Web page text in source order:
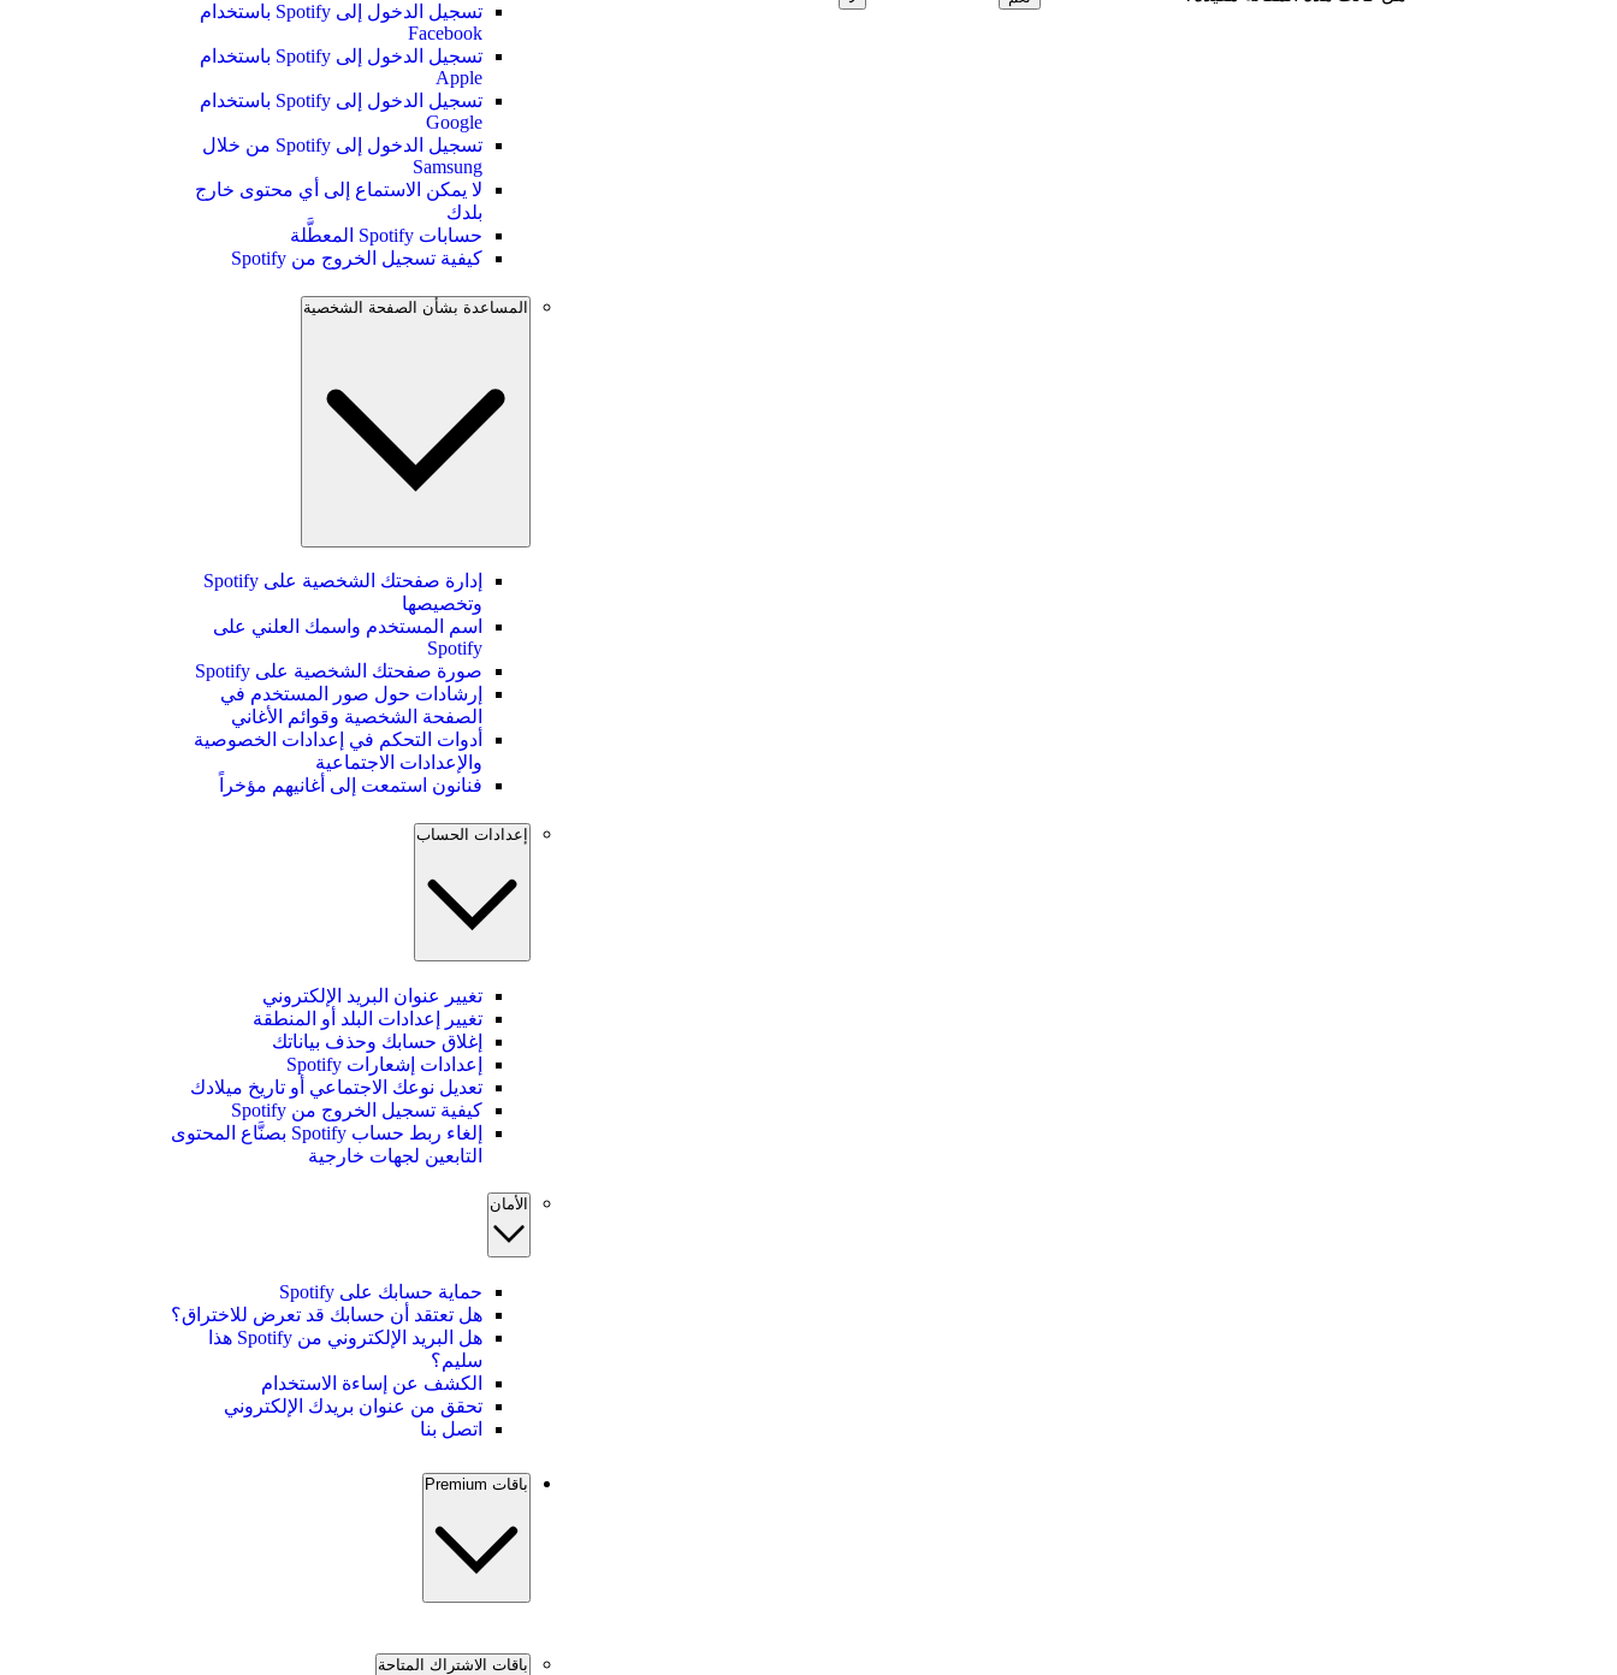
تسجيل الدخول إلى Spotify باستخدام
Facebook
تسجيل الدخول إلى Spotify باستخدام
Apple
تسجيل الدخول إلى Spotify باستخدام
Google
تسجيل الدخول إلى Spotify من خلال
Samsung
لا يمكن الاستماع إلى أي محتوى خارج
بلدك
حسابات Spotify المعطَّلة
كيفية تسجيل الخروج من Spotify
المساعدة بشأن الصفحة الشخصية
إدارة صفحتك الشخصية على Spotify
وتخصيصها
اسم المستخدم واسمك العلني على
Spotify
صورة صفحتك الشخصية على Spotify
إرشادات حول صور المستخدم في
الصفحة الشخصية وقوائم الأغاني
أدوات التحكم في إعدادات الخصوصية
والإعدادات الاجتماعية
فنانون استمعت إلى أغانيهم مؤخراً
إعدادات الحساب
تغيير عنوان البريد الإلكتروني
تغيير إعدادات البلد أو المنطقة
إغلاق حسابك وحذف بياناتك
إعدادات إشعارات Spotify
تعديل نوعك الاجتماعي أو تاريخ ميلادك
كيفية تسجيل الخروج من Spotify
إلغاء ربط حساب Spotify بصنَّاع المحتوى
التابعين لجهات خارجية
الأمان
حماية حسابك على Spotify
هل تعتقد أن حسابك قد تعرض للاختراق؟
هل البريد الإلكتروني من Spotify هذا
سليم؟
الكشف عن إساءة الاستخدام
تحقق من عنوان بريدك الإلكتروني
اتصل بنا
باقات Premium
باقات الاشتراك المتاحة